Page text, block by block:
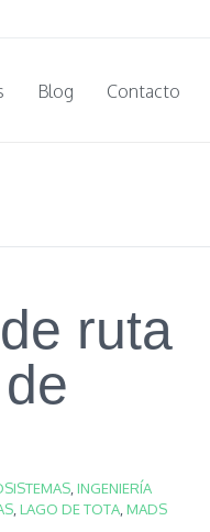
Blog Contacto
ruta
INGENIERÍA
LAGO DE TOTA MADS